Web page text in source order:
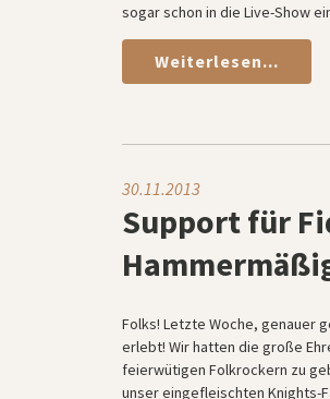
sogar schon in die Live-Show
Weiterlesen...
30.11.2013
Support für
Folks! Letzte Woche, genauer
erlebt! Wir hatten die große
feierwütigen Folkrockern zu
unser eingefleischten Knights-